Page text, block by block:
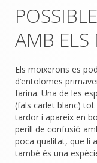
AMB ELS
Els moixerons es
d’entolomes
farina. Una de les
(fals carlet blanc) tot
tardor i apareix en
perill de confusió
poca qualitat, que li
també és una